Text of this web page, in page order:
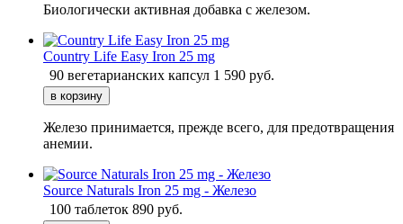
Биологически активная добавка с железом.
Country Life Easy Iron 25 mg
90 вегетарианских капсул 1 590 руб.
Железо принимается, прежде всего, для предотвращения
анемии.
Source Naturals Iron 25 mg - Железо
100 таблеток 890 руб.